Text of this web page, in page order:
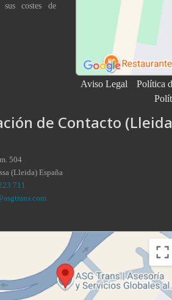
costes de
Aviso Legal Política
de Contacto
504
(Lleida) España
711